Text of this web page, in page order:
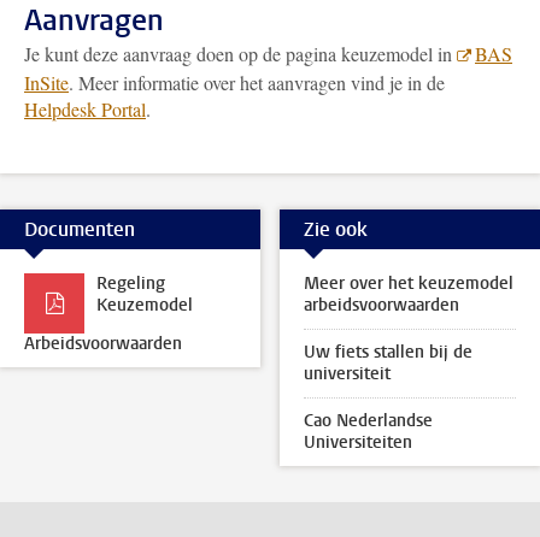
Aanvragen
Je kunt deze aanvraag doen op de pagina keuzemodel in
BAS
InSite. Meer informatie over het aanvragen vind je in de
Helpdesk Portal.
Documenten
Regeling
Keuzemodel
Arbeidsvoorwaarden
Zie ook
Meer over het keuzemodel
arbeidsvoorwaarden
Uw fiets stallen bij de
universiteit
Cao Nederlandse
Universiteiten